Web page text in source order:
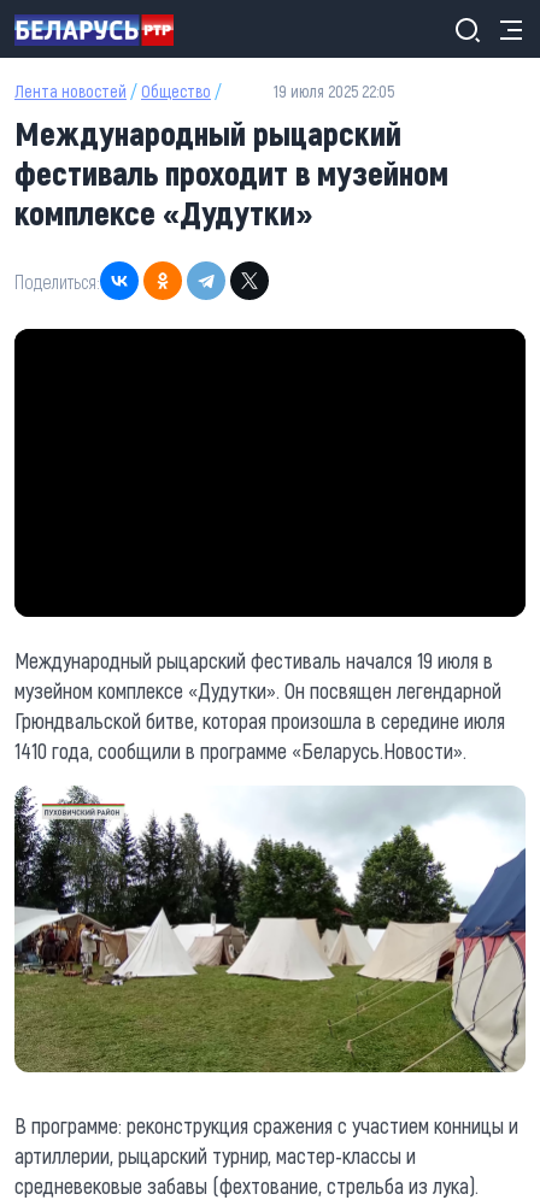
Перейти к основному содержанию
Лента новостей / Общество / 19 июля 2025 22:05
Международный рыцарский
фестиваль проходит в музейном
комплексе «Дудутки»
Поделиться:
Международный рыцарский фестиваль начался 19 июля в
музейном комплексе «Дудутки». Он посвящен легендарной
Грюндвальской битве, которая произошла в середине июля
1410 года, сообщили в программе «Беларусь.Новости».
В программе: реконструкция сражения с участием конницы и
артиллерии, рыцарский турнир, мастер-классы и
средневековые забавы (фехтование, стрельба из лука).